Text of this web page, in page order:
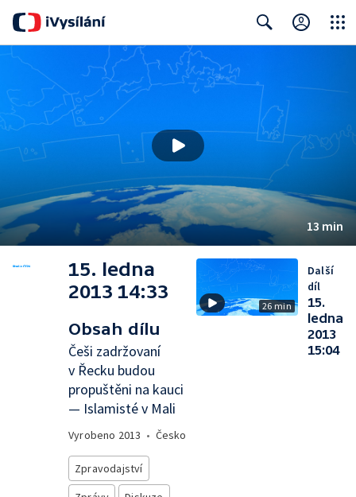
13 min
15. ledna
2013 14:33
Obsah dílu
Češi zadržovaní
v Řecku budou
propuštěni na kauci
— Islamisté v Mali
Vyrobeno 2013 • Česko
Zpravodajství
26 min
Další
díl
15.
ledna
2013
15:04